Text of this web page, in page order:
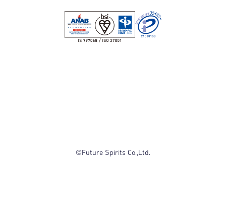
©Future Spirits Co.,Ltd.